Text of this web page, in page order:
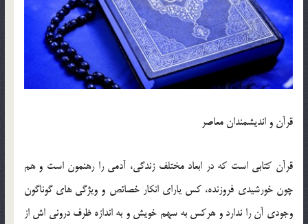
قرآن و انديشمندان معاصر
قرآن کتابي است که در ابعاد مختلف زندگي، آدمي را رهنمون است و هم
چون خورشيدي فروزنده، کس ياراي انکار خصائص و ويژگي هاي گوناگون
وجودي آن را ندارد و هرکس به سهم خويش و به اندازه ظرف دروني اش از